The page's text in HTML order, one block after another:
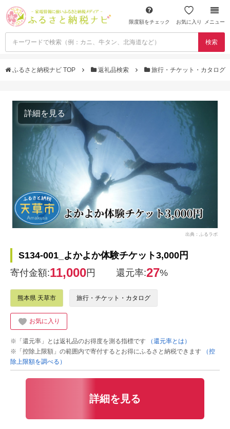
限度額をチェック お気に入り メニュー
検索
ふるさと納税ナビ TOP 返礼品検索 旅行・チケット・カタログ
詳細を見る
出典：ふるラボ
S134-001_よかよか体験チケット3,000円
寄付金額:11,000円 還元率:27%
熊本県 天草市 旅行・チケット・カタログ
お気に入り
※「還元率」とは返礼品のお得度を測る指標です
（還元率とは）
※「控除上限額」の範囲内で寄付するとお得にふるさと納税できます
（控
除上限額を調べる）
詳細を見る